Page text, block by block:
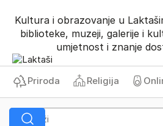
Kultura i obrazovanje u
biblioteke, muzeji, galerije i
umjetnost i znanje
Priroda Religija